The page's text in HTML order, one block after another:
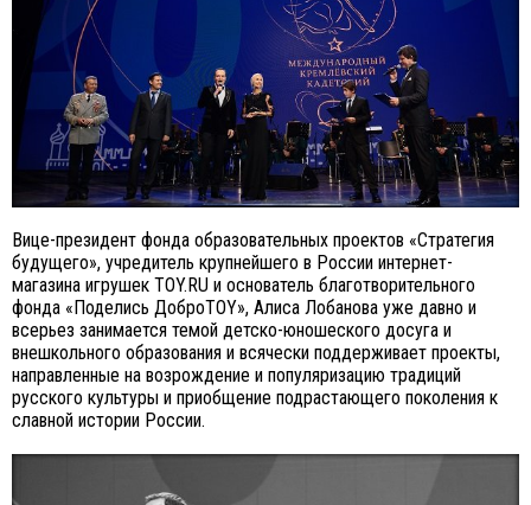
Вице-президент фонда образовательных проектов «Стратегия
будущего», учредитель крупнейшего в России интернет-
магазина игрушек TOY.RU и основатель благотворительного
фонда «Поделись ДоброTOY», Алиса Лобанова уже давно и
всерьез занимается темой детско-юношеского досуга и
внешкольного образования и всячески поддерживает проекты,
направленные на возрождение и популяризацию традиций
русского культуры и приобщение подрастающего поколения к
славной истории России.